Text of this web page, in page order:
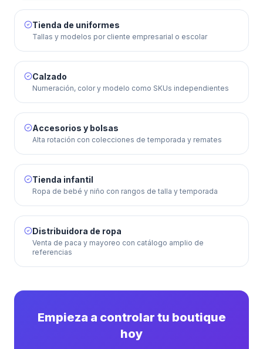
Tienda de uniformes
Tallas y modelos por cliente empresarial o escolar
Calzado
Numeración, color y modelo como SKUs independientes
Accesorios y bolsas
Alta rotación con colecciones de temporada y remates
Tienda infantil
Ropa de bebé y niño con rangos de talla y temporada
Distribuidora de ropa
Venta de paca y mayoreo con catálogo amplio de
referencias
Empieza a controlar tu boutique
hoy